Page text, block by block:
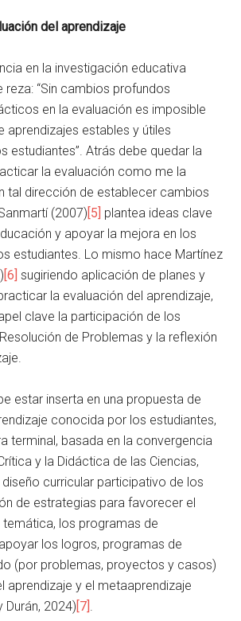
del aprendizaje
en la investigación educativa
reza: “Sin cambios profundos
en la evaluación es imposible
aprendizajes estables y útiles
estudiantes”. Atrás debe quedar la
la evaluación como me la
tal dirección de establecer cambios
(2007) [5] plantea ideas clave
y apoyar la mejora en los
estudiantes. Lo mismo hace Martínez
[6] sugiriendo aplicación de planes y
la evaluación del aprendizaje,
clave la participación de los
de Problemas y la reflexión
estar inserta en una propuesta de
conocida por los estudiantes,
terminal, basada en la convergencia
y la Didáctica de las Ciencias,
curricular participativo de los
de estrategias para favorecer el
temática, los programas de
los logros, programas de
(por problemas, proyectos y casos)
aprendizaje y el metaaprendizaje
Durán, 2024) [7] .